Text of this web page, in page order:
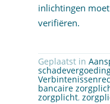
inlichtingen
verifiëren.
Geplaatst in
bancaire
zorgplicht,